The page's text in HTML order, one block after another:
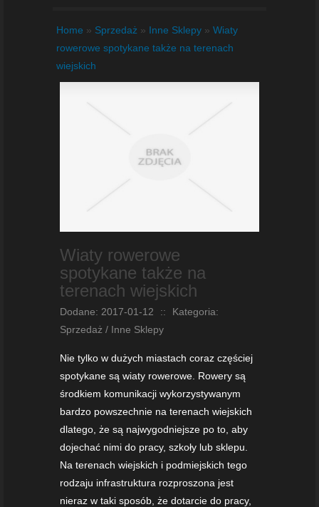
Home » Sprzedaż » Inne Sklepy » Wiaty
rowerowe spotykane także na terenach
wiejskich
Wiaty rowerowe
spotykane także na
terenach wiejskich
Dodane: 2017-01-12 ::
Kategoria:
Sprzedaż / Inne Sklepy
Nie tylko w dużych miastach coraz częściej
spotykane są wiaty rowerowe. Rowery są
środkiem komunikacji wykorzystywanym
bardzo powszechnie na terenach wiejskich
dlatego, że są najwygodniejsze po to, aby
dojechać nimi do pracy, szkoły lub sklepu.
Na terenach wiejskich i podmiejskich tego
rodzaju infrastruktura rozproszona jest
nieraz w taki sposób, że dotarcie do pracy,